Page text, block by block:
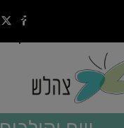
Skip to navigation